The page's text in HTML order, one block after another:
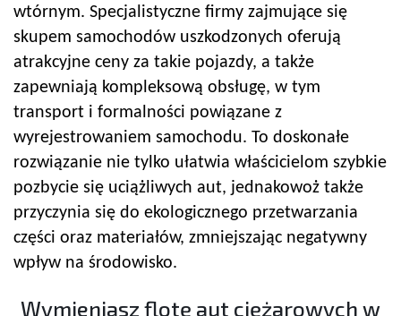
wtórnym. Specjalistyczne firmy zajmujące się
skupem samochodów uszkodzonych oferują
atrakcyjne ceny za takie pojazdy, a także
zapewniają kompleksową obsługę, w tym
transport i formalności powiązane z
wyrejestrowaniem samochodu. To doskonałe
rozwiązanie nie tylko ułatwia właścicielom szybkie
pozbycie się uciążliwych aut, jednakowoż także
przyczynia się do ekologicznego przetwarzania
części oraz materiałów, zmniejszając negatywny
wpływ na środowisko.
Wymieniasz flotę aut ciężarowych w